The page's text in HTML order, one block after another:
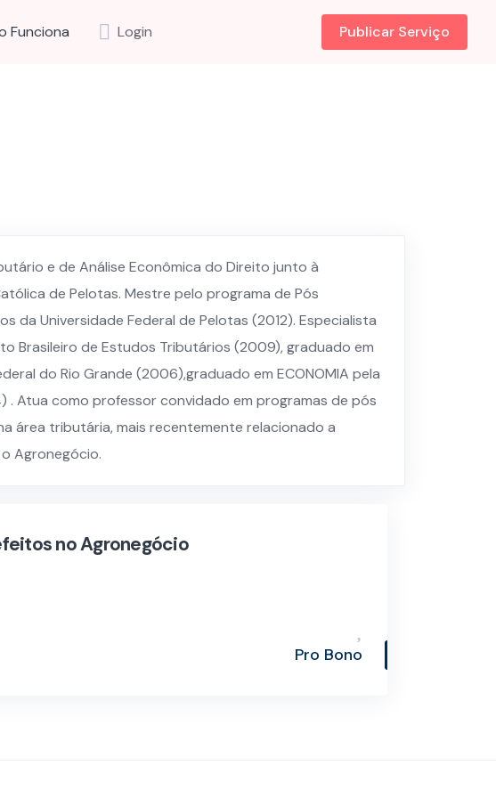
Funciona Login Publicar Serviço
e de Análise Econômica do Direito junto à
de Pelotas. Mestre pelo programa de Pós
da Universidade Federal de Pelotas (2012). Especialista
Brasileiro de Estudos Tributários (2009), graduado em
do Rio Grande (2006),graduado em ECONOMIA pela
. Atua como professor convidado em programas de pós
área tributária, mais recentemente relacionado a
Agronegócio.
no Agronegócio
Pro Bono